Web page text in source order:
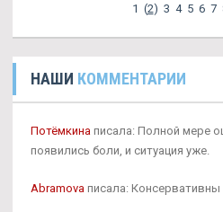
1 (2) 3 4 5 6 7
НАШИ КОММЕНТАРИИ
Потёмкина писала: Полной мере
появились боли, и ситуация уже.
Abramova писала: